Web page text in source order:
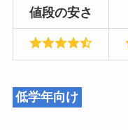
値段の安さ
低学年向け